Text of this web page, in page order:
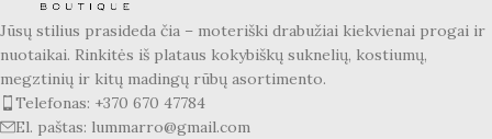
Accessories
Potenti parturient parturie
Jūsų stilius prasideda čia – moteriški drabužiai kiekvienai progai ir
nuotaikai. Rinkitės iš plataus kokybiškų suknelių, kostiumų,
megztinių ir kitų madingų rūbų asortimento.
Telefonas: +370 670 47784
El. paštas: lummarro@gmail.com